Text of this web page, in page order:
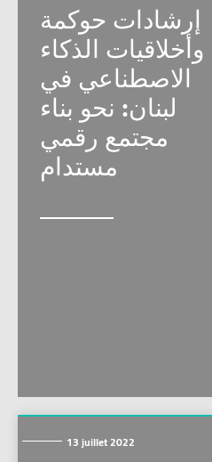
إرشادات حوكمة
وأخلاقيات الذكاء
الاصطناعي في
لبنان: نحو بناء
مجتمع رقمي
مستدام
13 juillet 2022